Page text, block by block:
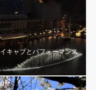
キャブとパフォーマンス